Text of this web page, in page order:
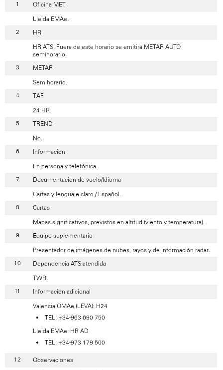
Oficina MET
Lleida EMAe.
HR
HR ATS. Fuera de este horario se emitirá METAR AUTO
semihorario.
METAR
Semihorario.
TAF
24 HR.
TREND
No.
Información
En persona y telefónica.
Documentación de vuelo/Idioma
Cartas y lenguaje claro / Español.
Cartas
Mapas significativos, previstos en altitud (viento y temperatura).
Equipo suplementario
Presentador de imágenes de nubes, rayos y de información radar.
Dependencia ATS atendida
TWR.
Información adicional
Valencia OMAe (LEVA): H24
TEL: +34-963 690 750
Lleida EMAe: HR AD
TEL: +34-973 179 500
Observaciones